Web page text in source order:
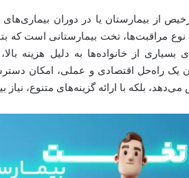
از بیمارستان یا در دوران
مراقبت‌ها، تخت بیمارستانی است که
بسیاری از خانواده‌ها به دلیل هزینه
یک راه‌حل اقتصادی و عملی، امکان
می‌دهد، بلکه با ارائه گزینه‌های متنوع،